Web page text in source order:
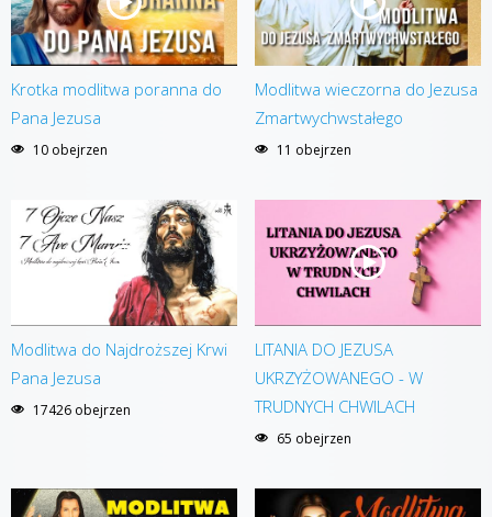
Krotka modlitwa poranna do
Pana Jezusa
10 obejrzen
Modlitwa wieczorna do Jezusa
Zmartwychwstałego
11 obejrzen
Modlitwa do Najdroższej Krwi
Pana Jezusa
17426 obejrzen
LITANIA DO JEZUSA
UKRZYŻOWANEGO - W
TRUDNYCH CHWILACH
65 obejrzen